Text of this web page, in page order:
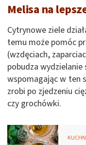
Melisa na
Cytrynowe ziele
temu może pomóc
(wzdęciach,
pobudza
wspomagając w ten
zrobi po zjedzeniu
czy grochówki.